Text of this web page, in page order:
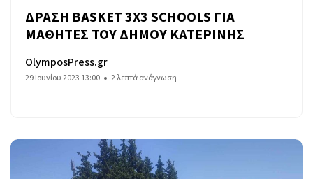
ΔΡΑΣΗ BASKET 3X3 SCHOOLS ΓΙΑ
ΜΑΘΗΤΕΣ ΤΟΥ ΔΗΜΟΥ ΚΑΤΕΡΙΝΗΣ
OlymposPress.gr
29 Ιουνίου 2023 13:00 2 λεπτά ανάγνωση